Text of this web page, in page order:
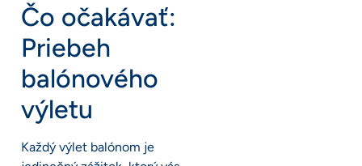
Čo očakávať:
Priebeh
balónového
výletu
Každý výlet balónom je